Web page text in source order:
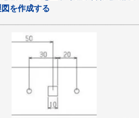
を作成する